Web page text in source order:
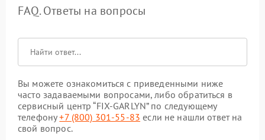
FAQ. Ответы на вопросы
Вы можете ознакомиться с приведенными ниже
часто задаваемыми вопросами, либо обратиться в
сервисный центр “FIX-GARLYN” по следующему
телефону+7 (800) 301-55-83 если не нашли ответ на
свой вопрос.